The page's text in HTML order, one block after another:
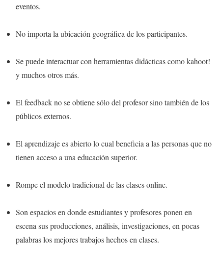
eventos.
No importa la ubicación geográfica de los participantes.
Se puede interactuar con herramientas didácticas como kahoot!
y muchos otros más.
El feedback no se obtiene sólo del profesor sino también de los
públicos externos.
El aprendizaje es abierto lo cual beneficia a las personas que no
tienen acceso a una educación superior.
Rompe el modelo tradicional de las clases online.
Son espacios en donde estudiantes y profesores ponen en
escena sus producciones, análisis, investigaciones, en pocas
palabras los mejores trabajos hechos en clases.